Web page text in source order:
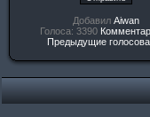
Добавил Aiwan
Голоса: 3390
Предыдущие